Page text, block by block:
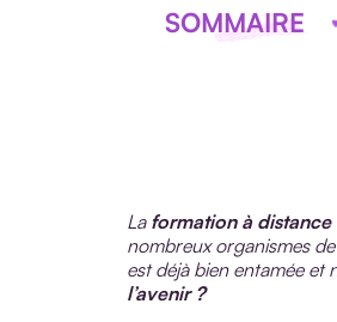
SOMMAIRE
Laformation à distance
nombreux organismes
est déjà bien entamée et
l’avenir ?